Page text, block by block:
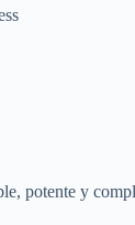
potente y